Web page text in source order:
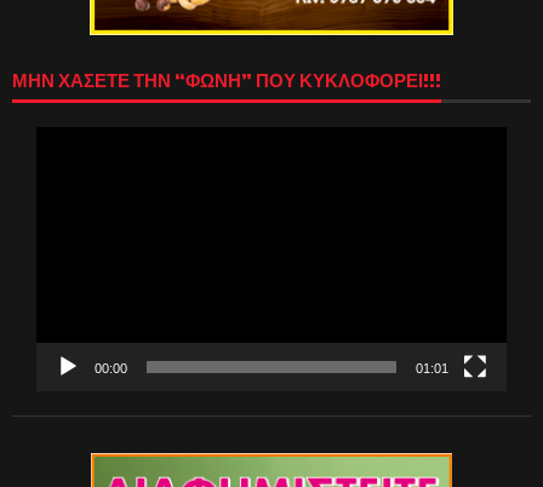
ΜΗΝ ΧΑΣΕΤΕ ΤΗΝ “ΦΩΝΗ” ΠΟΥ ΚΥΚΛΟΦΟΡΕΙ!!!
00:00 01:01